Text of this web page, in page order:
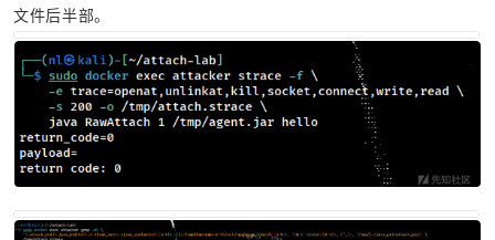
文件后半部。